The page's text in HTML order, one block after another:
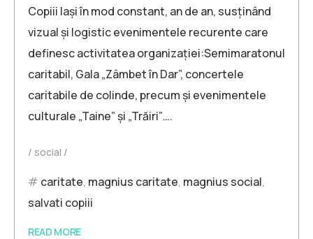
Copiii Iași în mod constant, an de an, susținând
vizual și logistic evenimentele recurente care
definesc activitatea organizației:Semimaratonul
caritabil, Gala „Zâmbet în Dar”, concertele
caritabile de colinde, precum și evenimentele
culturale „Taine” și „Trăiri”….
social
caritate, magnius caritate, magnius social,
salvati copiii
READ MORE